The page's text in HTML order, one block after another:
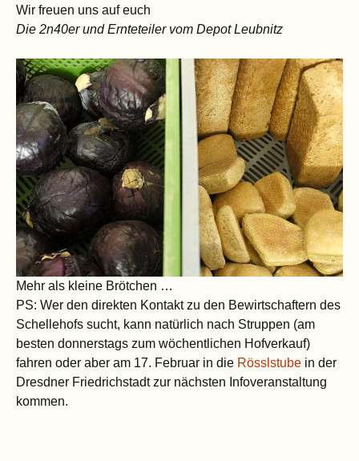
Wir freuen uns auf euch
Die 2n40er und Ernteteiler vom Depot Leubnitz
Mehr als kleine Brötchen …
PS: Wer den direkten Kontakt zu den Bewirtschaftern des
Schellehofs sucht, kann natürlich nach Struppen (am
besten donnerstags zum wöchentlichen Hofverkauf)
fahren oder aber am 17. Februar in die Rösslstube in der
Dresdner Friedrichstadt zur nächsten Infoveranstaltung
kommen.